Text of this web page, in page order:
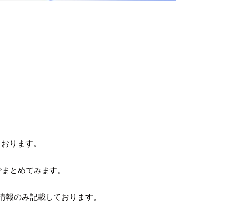
ります。
とめてみます。
報のみ記載しております。